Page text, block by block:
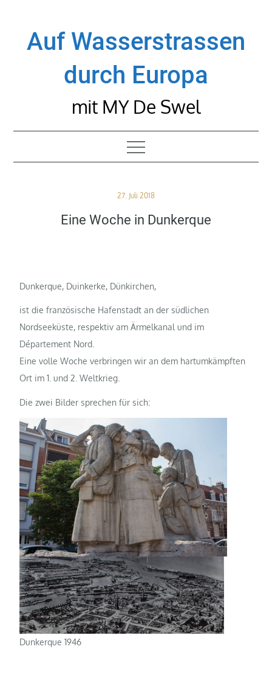
contentAuf Wasserstrassen
durch Europa
mit MY De Swel
Posted
27. Juli 2018
Eine Woche in Dunkerque
Dunkerque, Duinkerke, Dünkirchen,
ist die französische Hafenstadt an der südlichen
Nordseeküste, respektiv am Ärmelkanal und im
Département Nord.
Eine volle Woche verbringen wir an dem hartumkämpften
Ort im 1. und 2. Weltkrieg.
Die zwei Bilder sprechen für sich:
Dunkerque 1946